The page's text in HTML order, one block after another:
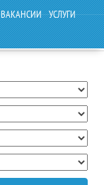
ВАКАНСИИ УСЛУГИ